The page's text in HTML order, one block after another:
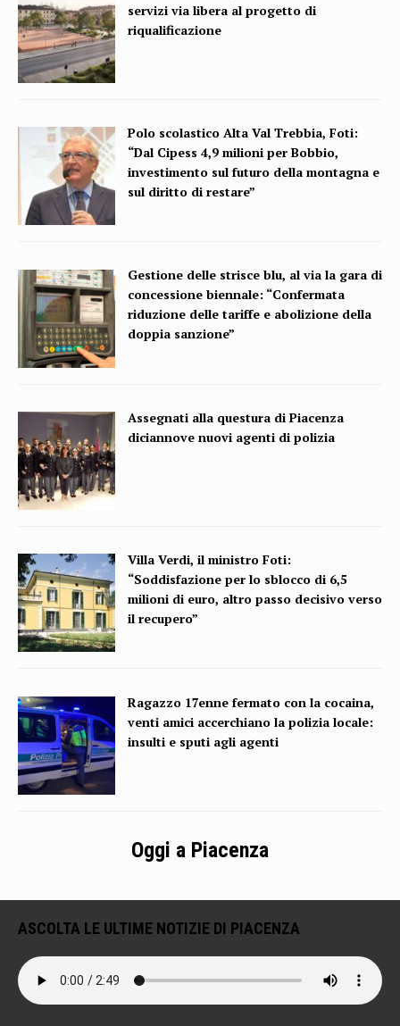
servizi via libera al progetto di
riqualificazione
Polo scolastico Alta Val Trebbia, Foti:
“Dal Cipess 4,9 milioni per Bobbio,
investimento sul futuro della montagna e
sul diritto di restare”
Gestione delle strisce blu, al via la gara di
concessione biennale: “Confermata
riduzione delle tariffe e abolizione della
doppia sanzione”
Assegnati alla questura di Piacenza
diciannove nuovi agenti di polizia
Villa Verdi, il ministro Foti:
“Soddisfazione per lo sblocco di 6,5
milioni di euro, altro passo decisivo verso
il recupero”
Ragazzo 17enne fermato con la cocaina,
venti amici accerchiano la polizia locale:
insulti e sputi agli agenti
Oggi a Piacenza
ASCOLTA LE ULTIME NOTIZIE DI PIACENZA